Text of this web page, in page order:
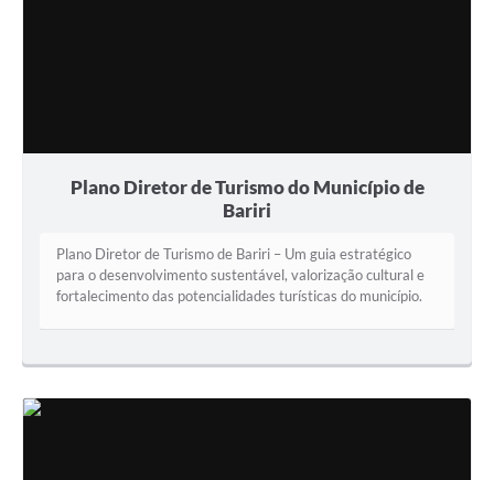
Plano Diretor de Turismo do Município de
Bariri
Plano Diretor de Turismo de Bariri – Um guia estratégico
para o desenvolvimento sustentável, valorização cultural e
fortalecimento das potencialidades turísticas do município.